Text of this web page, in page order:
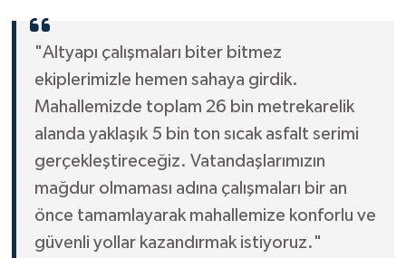
"Altyapı çalışmaları biter bitmez
ekiplerimizle hemen sahaya girdik.
Mahallemizde toplam 26 bin metrekarelik
alanda yaklaşık 5 bin ton sıcak asfalt serimi
gerçekleştireceğiz. Vatandaşlarımızın
mağdur olmaması adına çalışmaları bir an
önce tamamlayarak mahallemize konforlu ve
güvenli yollar kazandırmak istiyoruz."